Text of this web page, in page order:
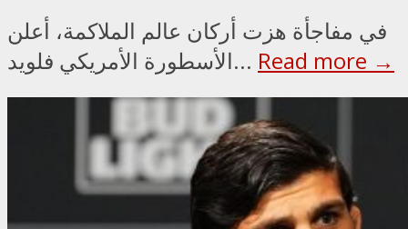
في مفاجأة هزت أركان عالم الملاكمة، أعلن
الأسطورة الأمريكي فلويد... Read more →